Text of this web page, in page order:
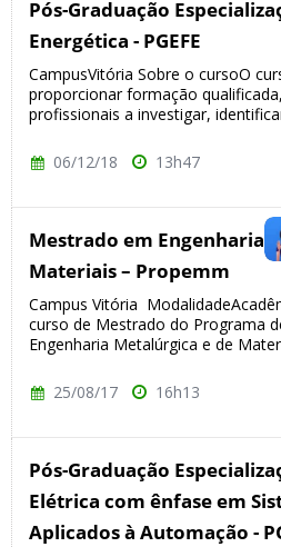
Pós-Graduação
Energética - PGEFE
CampusVitória Sobre o cursoO
proporcionar formação
profissionais a investigar,
06/12/18 13h47
Mestrado em Engenharia
Materiais – Propemm
Campus Vitória
curso de Mestrado do Programa
Engenharia Metalúrgica e de
25/08/17 16h13
Pós-Graduação
Elétrica com ênfase em
Aplicados à Automação -